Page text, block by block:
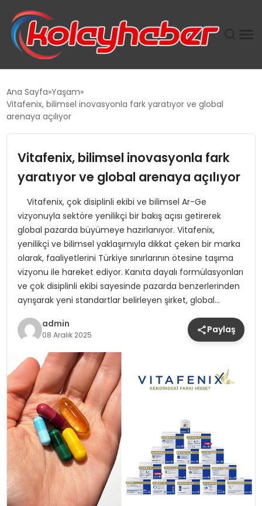
SUWEN’IN İSTIHDAM MODELI EKONOMIDE KADIN
TANYER YAPI ZEMIN MÜHENDISLIĞINDE HEDEF
BÜYÜTTÜ
TOROSLAR’DA PAZAR GERGİNLİĞİ!
Ana Sayfa Yaşam
Vitafenix, bilimsel inovasyonla fark yaratıyor ve global
arenaya açılıyor
Vitafenix, bilimsel inovasyonla fark
yaratıyor ve global arenaya açılıyor
Vitafenix, çok disiplinli ekibi ve bilimsel Ar-Ge
vizyonuyla sektöre yenilikçi bir bakış açısı getirerek
global pazarda büyümeye hazırlanıyor. Vitafenix,
yenilikçi ve bilimsel yaklaşımıyla dikkat çeken bir marka
olarak, faaliyetlerini Türkiye sınırlarının ötesine taşıma
vizyonu ile hareket ediyor. Kanıta dayalı formülasyonları
ve çok disiplinli ekibi sayesinde pazarda benzerlerinden
ayrışarak yeni standartlar belirleyen şirket, global…
admin
08 Aralık 2025 Paylaş